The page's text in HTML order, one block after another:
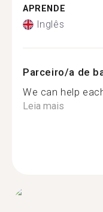
APRENDE
Inglês
Parceiro/a de
We can help
Leia mais